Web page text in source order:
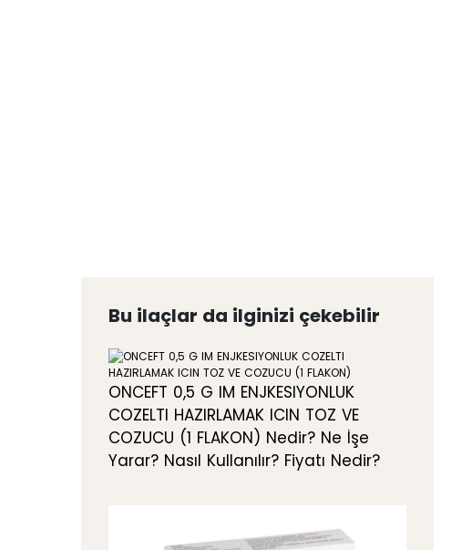
Bu ilaçlar da ilginizi çekebilir
ONCEFT 0,5 G IM ENJKESIYONLUK
COZELTI HAZIRLAMAK ICIN TOZ VE
COZUCU (1 FLAKON) Nedir? Ne İşe
Yarar? Nasıl Kullanılır? Fiyatı Nedir?